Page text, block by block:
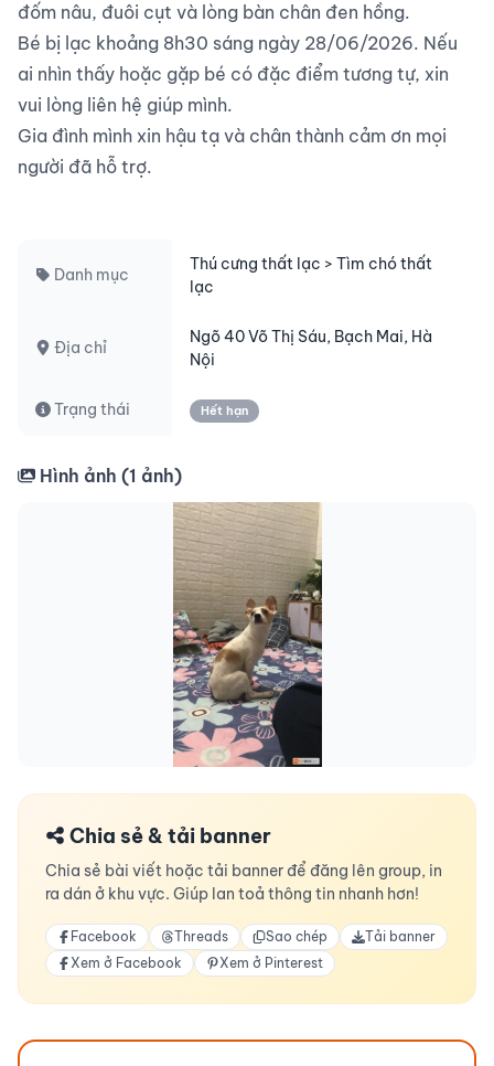
đốm nâu, đuôi cụt và lòng bàn chân đen hồng.
Bé bị lạc khoảng 8h30 sáng ngày 28/06/2026. Nếu
ai nhìn thấy hoặc gặp bé có đặc điểm tương tự, xin
vui lòng liên hệ giúp mình.
Gia đình mình xin hậu tạ và chân thành cảm ơn mọi
người đã hỗ trợ.
Danh mục
Thú cưng thất lạc > Tìm chó thất
lạc
Địa chỉ
Ngõ 40 Võ Thị Sáu, Bạch Mai, Hà
Nội
Trạng thái Hết hạn
Hình ảnh (1 ảnh)
Chia sẻ & tải banner
Chia sẻ bài viết hoặc tải banner để đăng lên group, in
ra dán ở khu vực. Giúp lan toả thông tin nhanh hơn!
Facebook Threads Sao chép
Tải banner
Xem ở Facebook
Xem ở Pinterest